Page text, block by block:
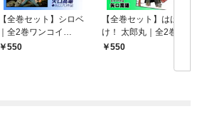
【全巻セット】シロベ
｜全2巻ワンコイ
ン！！
550
【全巻セット】はばた
け！ 太郎丸｜全2巻ワ
ンコイン！！
550